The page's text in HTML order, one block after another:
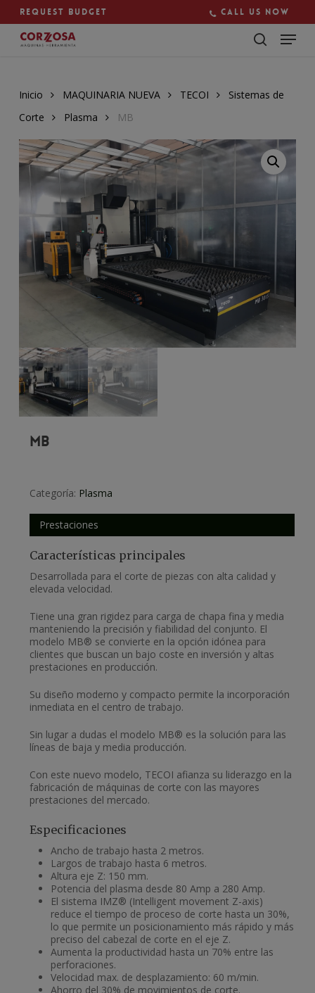
main
content
Request budget Call us now
Inicio MAQUINARIA NUEVA TECOI
Sistemas de
Corte
Plasma MB
MB
Categoría: Plasma
Prestaciones
Características principales
Desarrollada para el corte de piezas con alta calidad y
elevada velocidad.
Tiene una gran rigidez para carga de chapa fina y media
manteniendo la precisión y fiabilidad del conjunto. El
modelo MB® se convierte en la opción idónea para
clientes que buscan un bajo coste en inversión y altas
prestaciones en producción.
Su diseño moderno y compacto permite la incorporación
inmediata en el centro de trabajo.
Sin lugar a dudas el modelo MB® es la solución para las
líneas de baja y media producción.
Con este nuevo modelo, TECOI afianza su liderazgo en la
fabricación de máquinas de corte con las mayores
prestaciones del mercado.
Especificaciones
Ancho de trabajo hasta 2 metros.
Largos de trabajo hasta 6 metros.
Altura eje Z: 150 mm.
Potencia del plasma desde 80 Amp a 280 Amp.
El sistema IMZ® (Intelligent movement Z-axis)
reduce el tiempo de proceso de corte hasta un 30%,
lo que permite un posicionamiento más rápido y más
preciso del cabezal de corte en el eje Z.
Aumenta la productividad hasta un 70% entre las
perforaciones.
Velocidad max. de desplazamiento: 60 m/min.
Ahorro del 30% de movimientos de corte.
Close